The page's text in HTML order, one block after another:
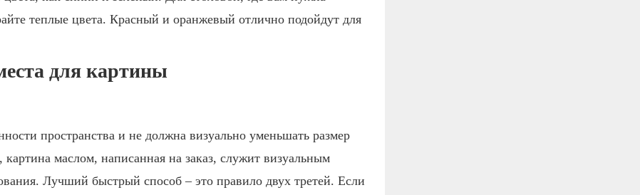
теплые цвета. Красный и оранжевый отлично подойдут для
для картины
пространства и не должна визуально уменьшать размер
маслом, написанная на заказ, служит визуальным
Лучший быстрый способ – это правило двух третей. Если